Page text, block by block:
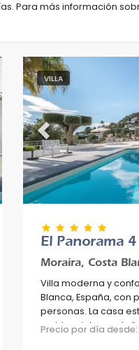
Para más información
VILLA
Previous
El Panorama
Moraira, Costa
Villa moderna y
Blanca, España, con
personas. La casa
residencial y
Precio por día desde: